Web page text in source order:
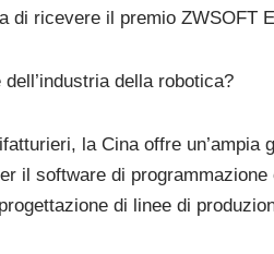
di ricevere il premio ZWSOFT
della robotica?
la Cina offre un’ampia
il software di
di linee di